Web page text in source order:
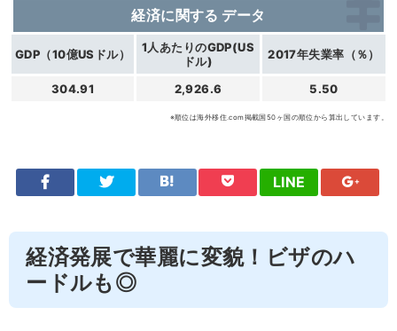
経済に関する データ
GDP（10億USドル）
1人あたりのGDP(US
ドル)
2017年失業率（％）
304.91 2,926.6 5.50
※順位は海外移住.com掲載国50ヶ国の順位から算出しています。
LINE
経済発展で華麗に変貌！ビザのハ
ードルも◎